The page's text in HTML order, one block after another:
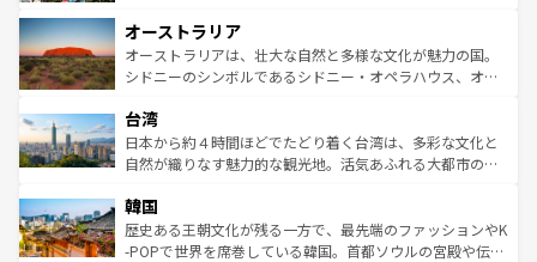
部のニューオーリンズでは、音楽と美食が融合した独特の
文化が魅力。旅行者はアメリカの各地域で異なる魅力を楽
しみながら、その多様性と豊かな歴史を感じることができ
ならではの贅沢な旅のスタイルだ。 なお、新着のアメリカ
情報はコンテンツ一覧を参照してほしい。
ワイ島は見逃せない。また、定番の観光地といえばオアフ
島だが、静かな自然を求めるならマウイ島やカウアイ島が
おすすめ。エメラルドグリーンに輝く海をはじめ、豊かな
れるおもてなしの心で訪れる人々を迎えてくれるハワイの
人々、おいしいローカルフードやハワイアンミュージッ
ク、伝統的なフラダンスなど、すべてがハワイの魅力を彩
ワイを、存分に味わってほしい。 なお、新着のハワイ情報
はコンテンツ一覧を参照してほしい。
オーストラリア
オーストラリアは、壮大な自然と多様な文化が魅力の国。
シドニーのシンボルであるシドニー・オペラハウス、オー
リアリーフや大陸中央部にそびえるウルル（エアーズロッ
ク）、タスマニアの美しい原生林やケアンズの熱帯雨林な
ど、見どころがたくさん。また、カフェやワイン、オージ
いる。アクティビティも充実しており、サーフィンやダイ
ビング、ハイキングなど、アウトドア好きにはたまらな
い。オーストラリアの多彩な魅力を存分に味わいつくそ
台湾
日本から約４時間ほどでたどり着く台湾は、多彩な文化と
自然が織りなす魅力的な観光地。活気あふれる大都市の台
ン）、静ひつな山岳地帯である台湾東部など、都市の喧騒
と山間の静けさが共存しており、訪れる人に新しい発見と
驚きをもたらしてくれる。また、奥深い台湾の食文化も魅
韓国
歴史ある王朝文化が残る一方で、最先端のファッションやK
-POPで世界を席巻している韓国。首都ソウルの宮殿や伝統